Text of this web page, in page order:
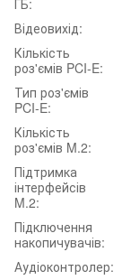
Відеовихід:
Кількість
роз'ємів PCI-E:
Тип роз'ємів
PCI-E:
Кількість
роз'ємів M.2:
Підтримка
інтерфейсів
M.2:
Підключення
накопичувачів:
Аудіоконтролер: